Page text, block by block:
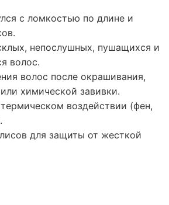
с ломкостью по длине и
непослушных, пушащихся и
волос.
волос после окрашивания,
химической завивки.
воздействии (фен,
для защиты от жесткой